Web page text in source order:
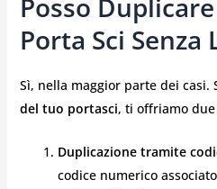
Posso
Porta Sci Senza
Sì, nella maggior parte dei casi.
del tuo portasci, ti offriamo
Duplicazione tramite
codice numerico